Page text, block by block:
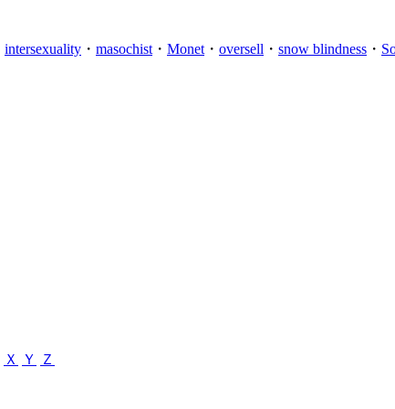
intersexuality ・ masochist ・ Monet ・ oversell ・ snow blindness ・
Ｘ Ｙ Ｚ